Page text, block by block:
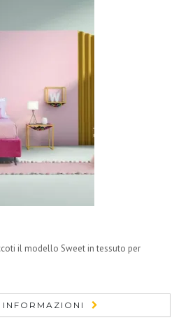
il modello Sweet in tessuto per